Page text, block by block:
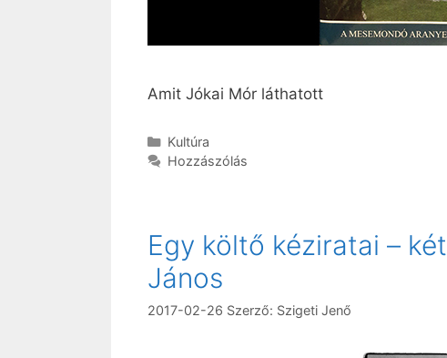
Amit Jókai Mór láthatott
Kategória
Kultúra
Hozzászólás
Egy költő kéziratai –
János
2017-02-26 Szerző: Szigeti Jenő